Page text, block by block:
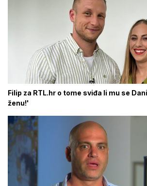
Filip za RTL.hr o tome sviđa li mu se
ženu!'